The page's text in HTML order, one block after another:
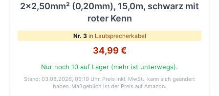
2x2,50mm² (0,20mm), 15,0m, schwarz mit
roter Kenn
Nr. 3in Lautsprecherkabel
34,99 €
Nur noch 10 auf Lager (mehr ist unterwegs).
Stand: 03.08.2026, 05:19 Uhr. Preis inkl. MwSt., kann sich geändert
haben. Maßgeblich ist der Preis auf Amazon.